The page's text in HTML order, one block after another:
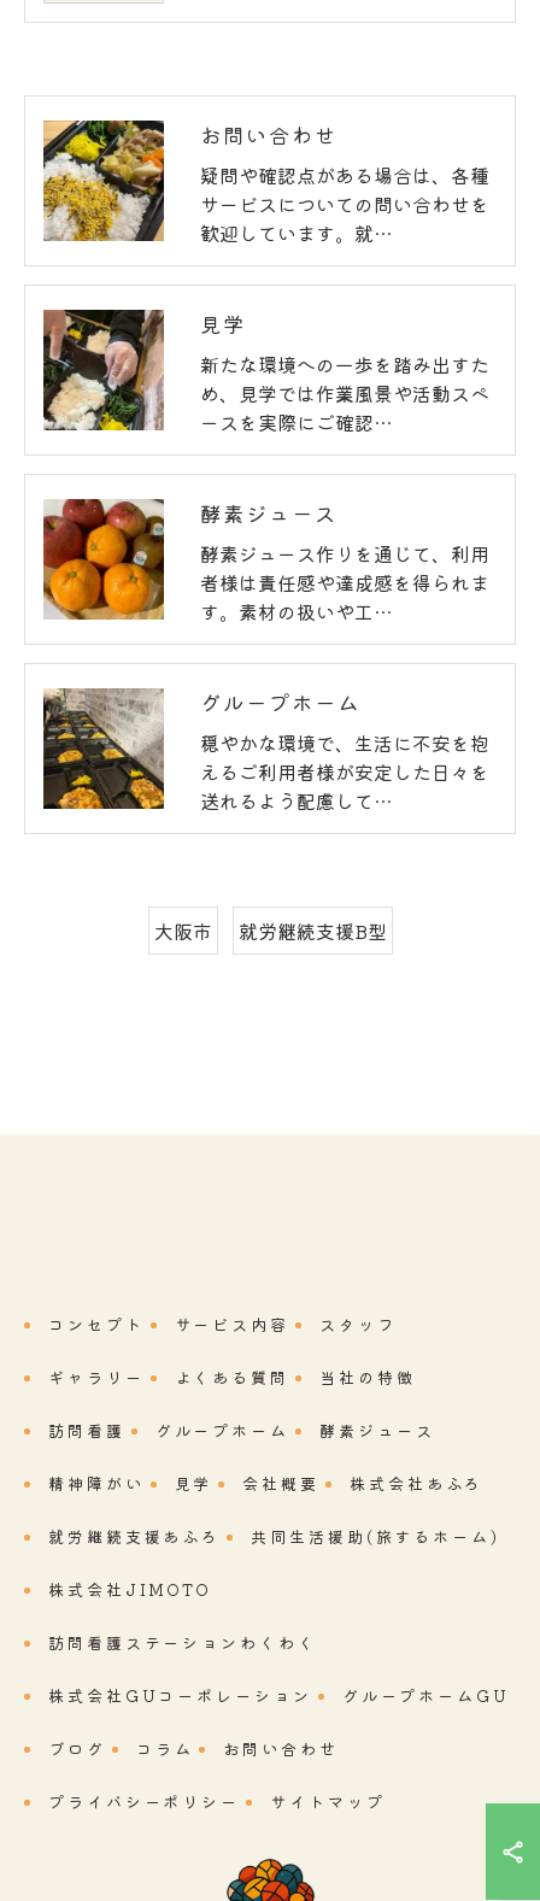
お問い合わせ
疑問や確認点がある場合は、各種
サービスについての問い合わせを
歓迎しています。就…
見学
新たな環境への一歩を踏み出すた
め、見学では作業風景や活動スペ
ースを実際にご確認…
酵素ジュース
酵素ジュース作りを通じて、利用
者様は責任感や達成感を得られま
す。素材の扱いや工…
グループホーム
穏やかな環境で、生活に不安を抱
えるご利用者様が安定した日々を
送れるよう配慮して…
大阪市 就労継続支援B型
コンセプト サービス内容 スタッフ
ギャラリー よくある質問 当社の特徴
訪問看護 グループホーム 酵素ジュース
精神障がい 見学 会社概要 株式会社あふろ
就労継続支援あふろ 共同生活援助(旅するホーム)
株式会社JIMOTO
訪問看護ステーションわくわく
株式会社GUコーポレーション グループホームGU
ブログ コラム お問い合わせ
プライバシーポリシー サイトマップ